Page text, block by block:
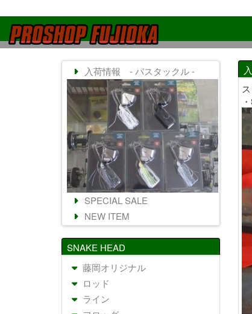
入荷情報 - バスタックル -
SPECIAL SALE
NEW ITEM
SNAKE HEAD
藤岡オリジナル
ロッド
ライン